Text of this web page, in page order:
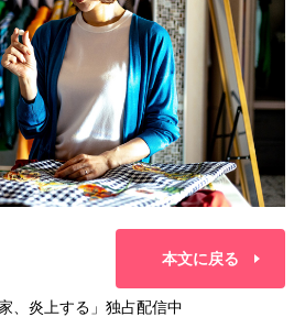
本文に戻る
、炎上する」独占配信中